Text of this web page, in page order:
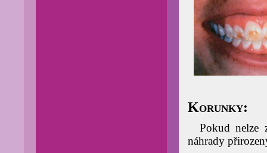
Korunky:
Pokud nelze
náhrady